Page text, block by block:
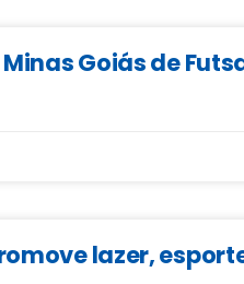
Goiás de
lazer,